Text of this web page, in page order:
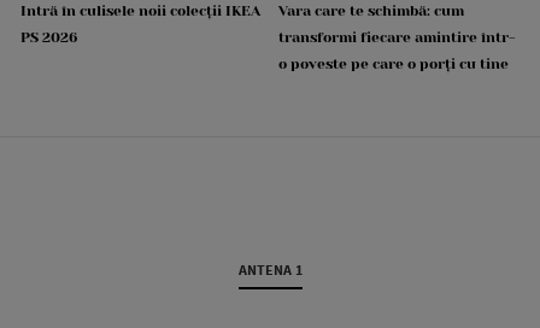
Intră în culisele noii colecții IKEA
PS 2026
Vara care te schimbă: cum
transformi fiecare amintire într-
o poveste pe care o porți cu tine
ANTENA 1